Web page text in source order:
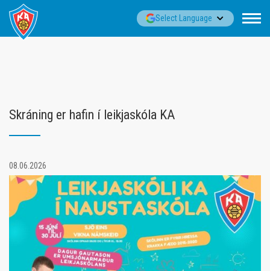
Fara
Select Language▼
Skráning er hafin í leikjaskóla KA
08.06.2026